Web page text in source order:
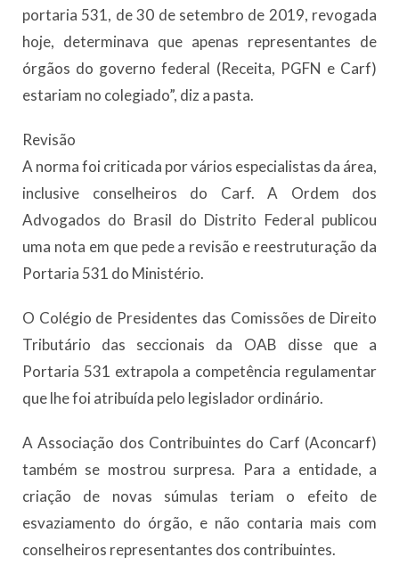
portaria 531, de 30 de setembro de 2019, revogada
hoje, determinava que apenas representantes de
órgãos do governo federal (Receita, PGFN e Carf)
estariam no colegiado”, diz a pasta.
Revisão
A norma foi criticada por vários especialistas da área,
inclusive conselheiros do Carf. A Ordem dos
Advogados do Brasil do Distrito Federal publicou
uma nota em que pede a revisão e reestruturação da
Portaria 531 do Ministério.
O Colégio de Presidentes das Comissões de Direito
Tributário das seccionais da OAB disse que a
Portaria 531 extrapola a competência regulamentar
que lhe foi atribuída pelo legislador ordinário.
A Associação dos Contribuintes do Carf (Aconcarf)
também se mostrou surpresa. Para a entidade, a
criação de novas súmulas teriam o efeito de
esvaziamento do órgão, e não contaria mais com
conselheiros representantes dos contribuintes.